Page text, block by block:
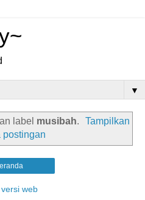
▼
label musibah.
Tampilkan
postingan
web